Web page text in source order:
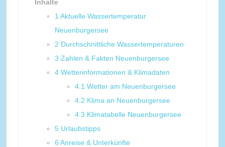
Inhalte
1 Aktuelle Wassertemperatur
Neuenburgersee
2 Durchschnittliche Wassertemperaturen
3 Zahlen & Fakten Neuenburgersee
4 Wetterinformationen & Klimadaten
4.1 Wetter am Neuenburgersee
4.2 Klima an Neuenburgersee
4.3 Klimatabelle Neuenburgersee
5 Urlaubstipps
6 Anreise & Unterkünfte